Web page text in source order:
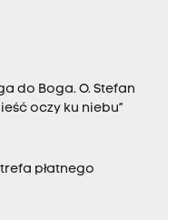
do Boga. O. Stefan
oczy ku niebu”
płatnego